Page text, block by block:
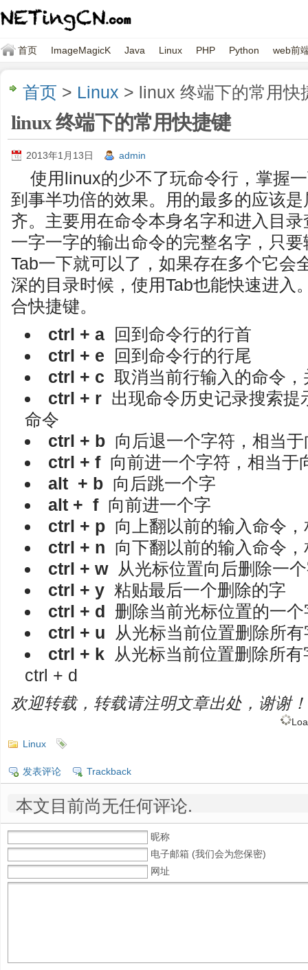
首页 ImageMagicK Java Linux PHP Python web前
首页 > Linux > linux 终端下的常用快
linux 终端下的常用快捷键
2013年1月13日 admin
使用linux的少不了玩命令行，掌握
到事半功倍的效果。用的最多的应该
齐。主要用在命令本身名字和进入目
一字一字的输出命令的完整名字，只
Tab一下就可以了，如果存在多个它会
深的目录时候，使用Tab也能快速进入
合快捷键。
ctrl + a 回到命令行的行首
ctrl + e 回到命令行的行尾
ctrl + c 取消当前行输入的命令
ctrl + r 出现命令历史记录搜索
命令
ctrl + b 向后退一个字符，相当
ctrl + f向前进一个字符，相当于
alt + b 向后跳一个字
alt + f向前进一个字
ctrl + p 向上翻以前的输入命令
ctrl + n 向下翻以前的输入命令
ctrl + w从光标位置向后删除一
ctrl + y 粘贴最后一个删除的字
ctrl + d 删除当前光标位置的一
ctrl + u 从光标当前位置删除所
ctrl + k 从光标当前位置删除所
ctrl + d
欢迎转载，转载请注明文章出处，谢谢！
Linux
发表评论 Trackback
本文目前尚无任何评论.
昵称
电子邮箱 (我们会为您保密)
网址